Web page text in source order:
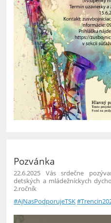
Pozvánka
22.6.2025 Vás srdečne
detských a mládežníckych
2.ročník
#AjNasPodporujeTSK